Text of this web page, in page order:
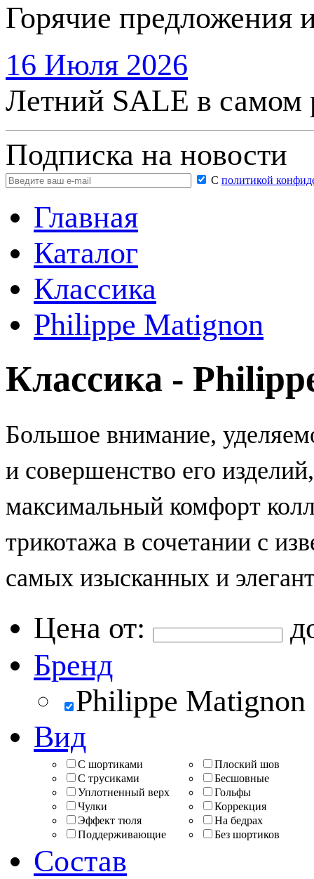
Горячие предложения
16 Июля 2026
Летний SALE в самом
Подписка на новости
С политикой
Главная
Каталог
Классика
Philippe Matignon
Классика -
Большое внимание,
и совершенство его
максимальный комфорт
трикотажа в сочетании с
самых изысканных и
Цена от:
Бренд
Philippe Matignon
Вид
С шортиками
С трусиками
Уплотненный верх
Чулки
Эффект тюля
Поддерживающие
Плоский шов
Бесшовные
Гольфы
Коррекция
На бедрах
Без шортиков
Состав